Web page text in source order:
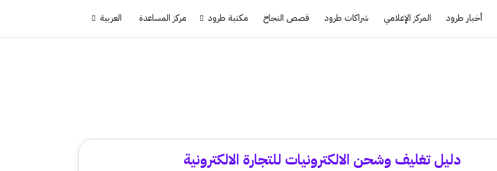
أخبار طرود المركز الإعلامي شراكات طرود قصص النجاح مكتبة طرود مركز المساعدة العربية
دليل تغليف وشحن الالكترونيات للتجارة الالكترونية